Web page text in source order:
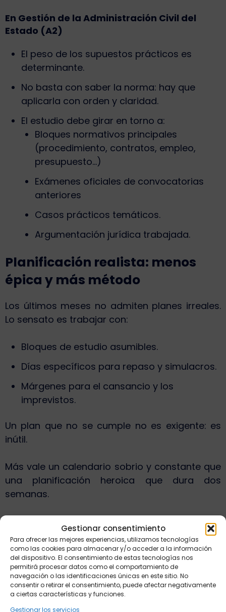
Gestionar consentimiento
Para ofrecer las mejores experiencias, utilizamos tecnologías
como las cookies para almacenar y/o acceder a la información
del dispositivo. El consentimiento de estas tecnologías nos
permitirá procesar datos como el comportamiento de
navegación o las identificaciones únicas en este sitio. No
consentir o retirar el consentimiento, puede afectar negativamente
a ciertas características y funciones.
Gestionar los servicios
En Gestión de la Administración Civil del
Estado (A2)
El peso de los supuestos prácticos es
determinante.
No basta con saber la norma: hay que
aplicarla con orden y claridad.
El estudio debe girar en torno a:
Bloques normativos principales
(procedimiento, contratos, empleo,
presupuesto…)
Exámenes oficiales de convocatorias
anteriores
Casos prácticos temáticos.
Argumentación jurídica trabajada.
Planificación realista: menos
épica y más método
Los últimos meses no admiten planes irreales.
Lo sensato es trabajar con:
Bloques de estudio asumibles.
Días específicos para repaso y simulacros.
Márgenes para el cansancio y los
imprevistos.
Un plan que no se cumple no es exigente: es
inútil.
Más vale un calendario sobrio y constante que
una planificación heroica que dura dos
semanas.
El error silencioso: cambiarlo
todo demasiado tarde
Otro fallo frecuente es reinventar la
preparación en esta fase:
Cambiar de método.